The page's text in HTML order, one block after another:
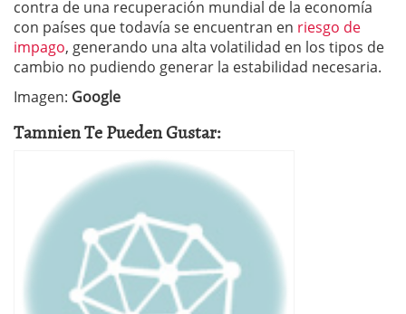
contra de una recuperación mundial de la economía
con países que todavía se encuentran en riesgo de
impago, generando una alta volatilidad en los tipos de
cambio no pudiendo generar la estabilidad necesaria.
Imagen: Google
Tamnien Te Pueden Gustar: